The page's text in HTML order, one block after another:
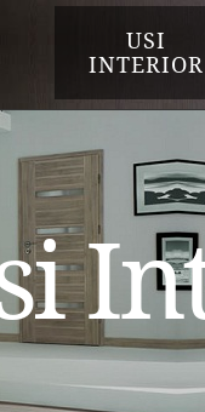
USI
INTERIOR